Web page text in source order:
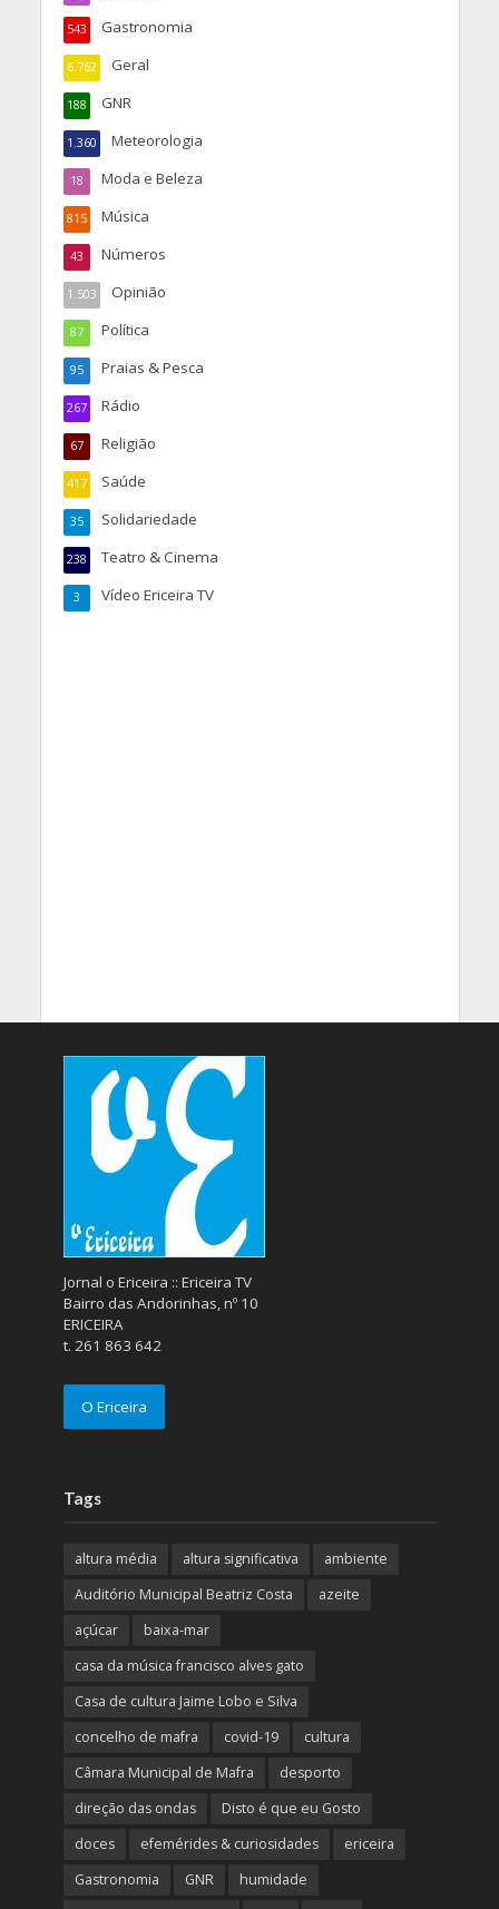
Gastronomia
543
Geral
6.762
GNR
188
Meteorologia
1.360
Moda e Beleza
18
Música
815
Números
43
Opinião
1.503
Política
87
Praias & Pesca
95
Rádio
267
Religião
67
Saúde
417
Solidariedade
35
Teatro & Cinema
238
Vídeo Ericeira TV
3
Jornal o Ericeira :: Ericeira TV
Bairro das Andorinhas, nº 10
ERICEIRA
t. 261 863 642
O Ericeira
Tags
altura média altura significativa
ambiente
Auditório Municipal Beatriz Costa
azeite
açúcar
baixa-mar
casa da música francisco alves gato
Casa de cultura Jaime Lobo e Silva
concelho de mafra
covid-19
cultura
Câmara Municipal de Mafra
desporto
direção das ondas
Disto é que eu Gosto
doces
efemérides & curiosidades
ericeira
Gastronomia
GNR
humidade